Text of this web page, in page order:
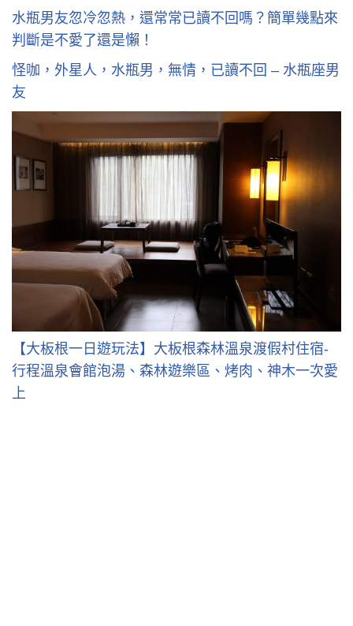
水瓶男友忽冷忽熱，還常常已讀不回嗎？簡單幾點來
判斷是不愛了還是懶！
怪咖，外星人，水瓶男，無情，已讀不回 – 水瓶座男
友
【大板根一日遊玩法】大板根森林溫泉渡假村住宿-
行程溫泉會館泡湯、森林遊樂區、烤肉、神木一次愛
上